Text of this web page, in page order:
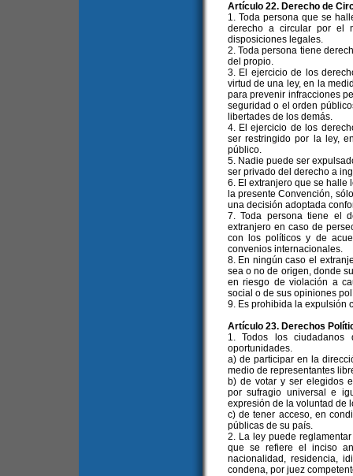
Artículo 22. Derecho de
1. Toda persona que se
derecho a circular por el
disposiciones legales.
2. Toda persona tiene
del propio.
3. El ejercicio de los
virtud de una ley, en la
para prevenir infracciones
seguridad o el orden
libertades de los demás.
4. El ejercicio de los
ser restringido por la ley,
público.
5. Nadie puede ser
ser privado del derecho a
6. El extranjero que se halle
la presente Convención,
una decisión adoptada
7. Toda persona tiene el
extranjero en caso de
con los políticos y de
convenios internacionales.
8. En ningún caso el
sea o no de origen, donde
en riesgo de violación a
social o de sus opiniones
9. Es prohibida la expulsión
Artículo 23. Derechos
1. Todos los
oportunidades.
a) de participar en la
medio de representantes
b) de votar y ser elegidos
por sufragio universal e
expresión de la voluntad de
c) de tener acceso, en
públicas de su país.
2. La ley puede
que se refiere el inciso
nacionalidad, residencia,
condena, por juez